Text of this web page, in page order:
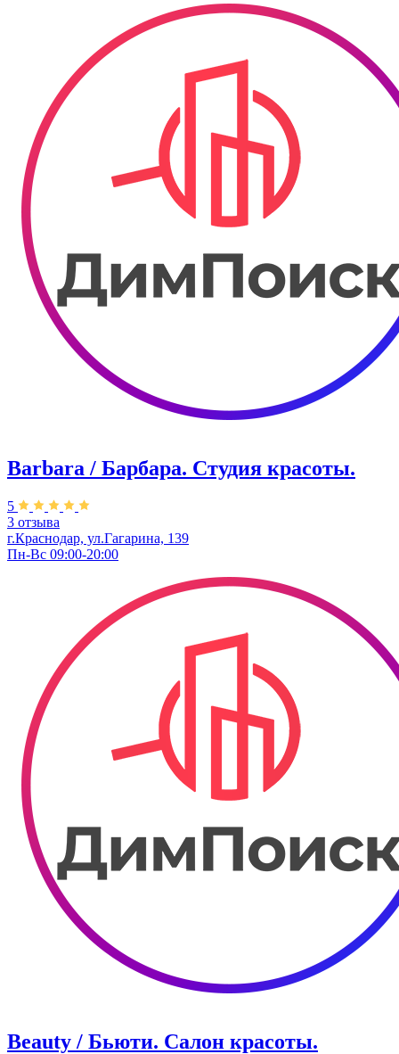
Barbara / Барбара. Студия красоты.
5
3 отзыва
г.Краснодар, ул.Гагарина, 139
Пн-Вс 09:00-20:00
Beauty / Бьюти. Салон красоты.